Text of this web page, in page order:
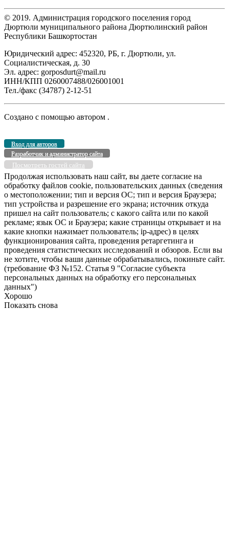
© 2019. Администрация городского поселения город
Дюртюли муниципального района Дюртюлинский район
Республики Башкортостан
Юридический адрес: 452320, РБ, г. Дюртюли, ул.
Социалистическая, д. 30
Эл. адрес: gorposdurt@mail.ru
ИНН/КПП 0260007488/026001001
Тел./факс (34787) 2-12-51
Создано с помощью автором .
Вход для авторов
Разработчик и администратор сайта
Посмотреть гостей сайта
Продолжая использовать наш сайт, вы даете согласие на
обработку файлов cookie, пользовательских данных (сведения
о местоположении; тип и версия ОС; тип и версия Браузера;
тип устройства и разрешение его экрана; источник откуда
пришел на сайт пользователь; с какого сайта или по какой
рекламе; язык ОС и Браузера; какие страницы открывает и на
какие кнопки нажимает пользователь; ip-адрес) в целях
функционирования сайта, проведения ретаргетинга и
проведения статистических исследований и обзоров. Если вы
не хотите, чтобы ваши данные обрабатывались, покиньте сайт.
(требование ФЗ №152. Статья 9 "Согласие субъекта
персональных данных на обработку его персональных
данных")
Хорошо
Показать снова